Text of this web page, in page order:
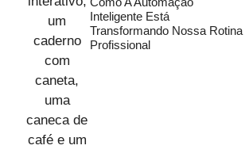
Inteligente Está
Transformando Nossa Rotina
Profissional